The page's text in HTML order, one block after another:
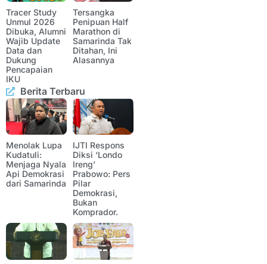
Tracer Study
Unmul 2026
Dibuka, Alumni
Wajib Update
Data dan
Dukung
Pencapaian
IKU
Tersangka
Penipuan Half
Marathon di
Samarinda Tak
Ditahan, Ini
Alasannya
Berita Terbaru
Menolak Lupa
Kudatuli:
Menjaga Nyala
Api Demokrasi
dari Samarinda
IJTI Respons
Diksi ‘Londo
Ireng’
Prabowo: Pers
Pilar
Demokrasi,
Bukan
Komprador.